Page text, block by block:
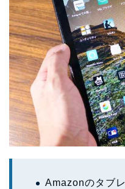
Amazonのタブ